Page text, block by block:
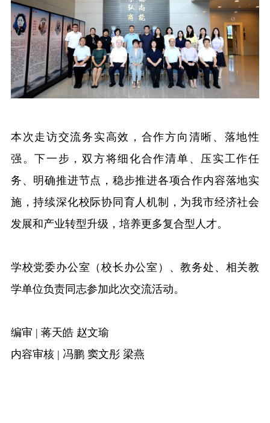
本次走访交流务实高效，合作方向清晰、落地性
强。下一步，双方将细化合作清单、压实工作任
务、明确推进节点，稳步推进各项合作内容落地实
施，持续深化校际协同育人机制，为我市经济社会
发展和产业转型升级，培养更多复合型人才。
学校党委办公室（校长办公室）、教务处、相关教
学单位负责同志参加此次交流活动。
编审 | 蒋天皓 赵文瑜
内容审核| 冯鹏 窦文彤 梁燕